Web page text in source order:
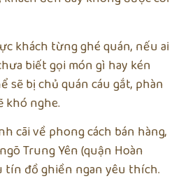
khách từng ghé quán, nếu ai
biết gọi món gì hay kén
sẽ bị chủ quán cáu gắt, phàn
khó nghe.
cãi về phong cách bán hàng,
Trung Yên (quận Hoàn
tín đồ ghiền ngan yêu thích.